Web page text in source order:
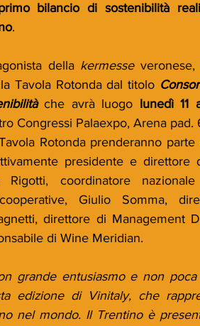
bilancio di sostenibilità
.
della kermesse veronese,
Tavola Rotonda dal titolo
che avrà luogo lunedì 11
Congressi Palaexpo, Arena pad.
Rotonda prenderanno
presidente e
Rigotti, coordinatore
Giulio Somma,
direttore di Management
di Wine Meridian.
grande entusiasmo e non
edizione di Vinitaly, che
nel mondo. Il Trentino è